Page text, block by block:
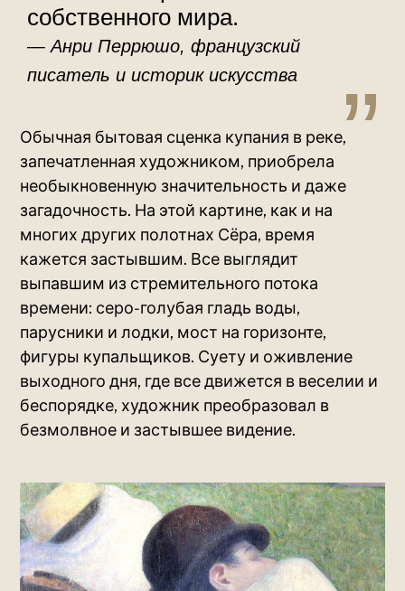
собственного мира.
Анри Перрюшо, французский
писатель и историк искусства
Обычная бытовая сценка купания в реке,
запечатленная художником, приобрела
необыкновенную значительность и даже
загадочность. На этой картине, как и на
многих других полотнах Сёра, время
кажется застывшим. Все выглядит
выпавшим из стремительного потока
времени: серо-голубая гладь воды,
парусники и лодки, мост на горизонте,
фигуры купальщиков. Суету и оживление
выходного дня, где все движется в веселии и
беспорядке, художник преобразовал в
безмолвное и застывшее видение.